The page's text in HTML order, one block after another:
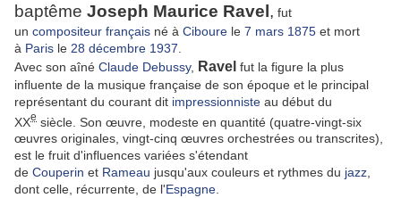
baptême Joseph Maurice Ravel, fut
un compositeur français né à Ciboure le 7 mars 1875 et mort
à Paris le 28 décembre 1937
Avec son aîné Claude Debussy, Ravel fut la figure la plus
influente de la musique française de son époque et le principal
représentant du courant dit impressionniste au début du
XXe siècle. Son œuvre, modeste en quantité (quatre-vingt-six
œuvres originales, vingt-cinq œuvres orchestrées ou transcrites),
est le fruit d'influences variées s'étendant
de Couperin et Rameau jusqu'aux couleurs et rythmes du jazz
dont celle, récurrente, de l'Espagne